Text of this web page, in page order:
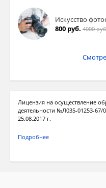
Искусство
800 руб. 4000
Лицензия на осуществление
деятельности №Л035-01253-67/
25.08.2017 г.
Подробнее